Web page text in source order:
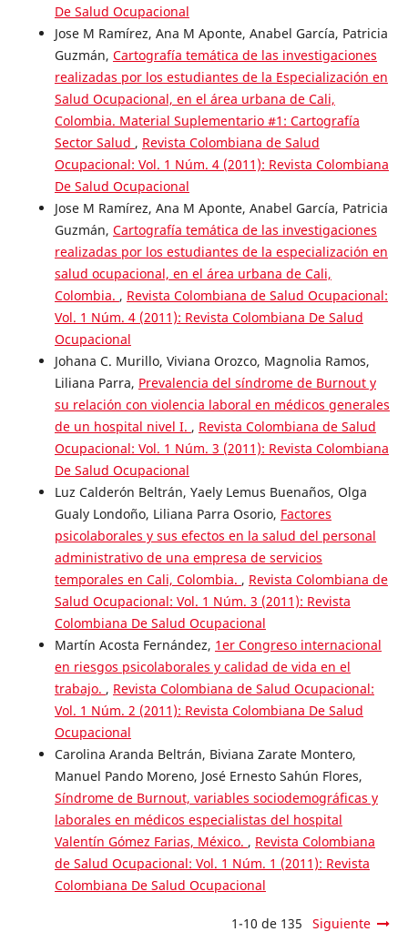
De Salud Ocupacional
Jose M Ramírez, Ana M Aponte, Anabel García, Patricia
Guzmán, Cartografía temática de las investigaciones
realizadas por los estudiantes de la Especialización en
Salud Ocupacional, en el área urbana de Cali,
Colombia. Material Suplementario #1: Cartografía
Sector Salud , Revista Colombiana de Salud
Ocupacional: Vol. 1 Núm. 4 (2011): Revista Colombiana
De Salud Ocupacional
Jose M Ramírez, Ana M Aponte, Anabel García, Patricia
Guzmán, Cartografía temática de las investigaciones
realizadas por los estudiantes de la especialización en
salud ocupacional, en el área urbana de Cali,
Colombia. , Revista Colombiana de Salud Ocupacional:
Vol. 1 Núm. 4 (2011): Revista Colombiana De Salud
Ocupacional
Johana C. Murillo, Viviana Orozco, Magnolia Ramos,
Liliana Parra, Prevalencia del síndrome de Burnout y
su relación con violencia laboral en médicos generales
de un hospital nivel I. , Revista Colombiana de Salud
Ocupacional: Vol. 1 Núm. 3 (2011): Revista Colombiana
De Salud Ocupacional
Luz Calderón Beltrán, Yaely Lemus Buenaños, Olga
Gualy Londoño, Liliana Parra Osorio, Factores
psicolaborales y sus efectos en la salud del personal
administrativo de una empresa de servicios
temporales en Cali, Colombia. , Revista Colombiana de
Salud Ocupacional: Vol. 1 Núm. 3 (2011): Revista
Colombiana De Salud Ocupacional
Martín Acosta Fernández, 1er Congreso internacional
en riesgos psicolaborales y calidad de vida en el
trabajo. , Revista Colombiana de Salud Ocupacional:
Vol. 1 Núm. 2 (2011): Revista Colombiana De Salud
Ocupacional
Carolina Aranda Beltrán, Biviana Zarate Montero,
Manuel Pando Moreno, José Ernesto Sahún Flores,
Síndrome de Burnout, variables sociodemográficas y
laborales en médicos especialistas del hospital
Valentín Gómez Farias, México. , Revista Colombiana
de Salud Ocupacional: Vol. 1 Núm. 1 (2011): Revista
Colombiana De Salud Ocupacional
1-10 de 135 Siguiente